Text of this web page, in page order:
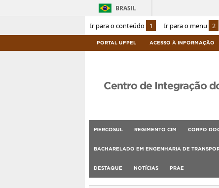
Ir para o conteúdo 1 Ir para o menu 2
BRASIL
PORTAL UFPEL ACESSO À INFORMAÇÃO
Centro de Integração
MERCOSUL REGIMENTO CIM CORPO
BACHARELADO EM ENGENHARIA DE
DESTAQUE NOTÍCIAS PRAE